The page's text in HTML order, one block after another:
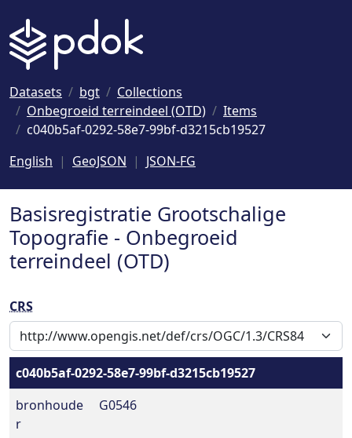
Datasets bgt
Collections
Onbegroeid terreindeel (OTD)
Items
c040b5af-0292-58e7-99bf-d3215cb19527
English
GeoJSON JSON-FG
Basisregistratie Grootschalige
Topografie - Onbegroeid
terreindeel (OTD)
CRS
c040b5af-0292-58e7-99bf-d3215cb19527
bronhoude
r
G0546